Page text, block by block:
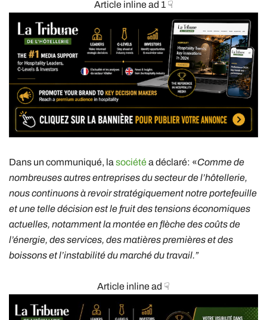
Article inline ad 1 ☟
Dans un communiqué, la sociétéa déclaré: «Comme de
nombreuses autres entreprises du secteur de l’hôtellerie,
nous continuons à revoir stratégiquement notre portefeuille
et une telle décision est le fruit des tensions économiques
actuelles, notamment la montée en flèche des coûts de
l’énergie, des services, des matières premières et des
boissons et l’instabilité du marché du travail.”
Article inline ad ☟